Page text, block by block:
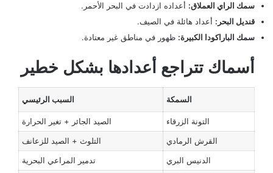
سمك الراي العملاق: أعداده ازدادت في البحر الأحمر.
قنديل البحر: أعداد هائلة في الصيف.
سمك الباراكودا الكبيرة: ظهور في مناطق غير معتادة.
أسماك تتراجع أعدادها بشكل خطير
السمكة السبب الرئيسي
التونة الزرقاء
الصيد الجائر + تغير الحرارة
القرش الرمادي
التلوث + الصيد للزعانف
الدنيس البري
تدمير المراعي البحرية